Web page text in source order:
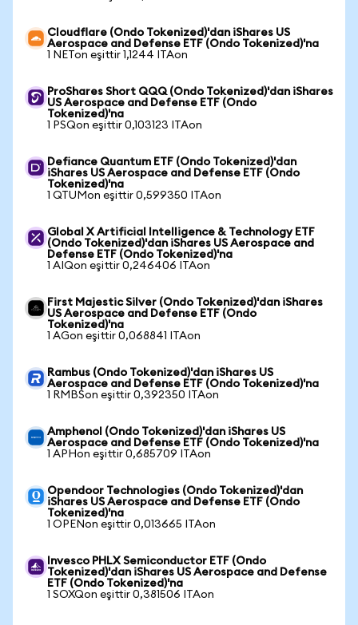
Cloudflare (Ondo Tokenized)'dan iShares US
Aerospace and Defense ETF (Ondo Tokenized)'na
1 NETon eşittir 1,1244 ITAon
ProShares Short QQQ (Ondo Tokenized)'dan iShares
US Aerospace and Defense ETF (Ondo
Tokenized)'na
1 PSQon eşittir 0,103123 ITAon
Defiance Quantum ETF (Ondo Tokenized)'dan
iShares US Aerospace and Defense ETF (Ondo
Tokenized)'na
1 QTUMon eşittir 0,599350 ITAon
Global X Artificial Intelligence & Technology ETF
(Ondo Tokenized)'dan iShares US Aerospace and
Defense ETF (Ondo Tokenized)'na
1 AIQon eşittir 0,246406 ITAon
First Majestic Silver (Ondo Tokenized)'dan iShares
US Aerospace and Defense ETF (Ondo
Tokenized)'na
1 AGon eşittir 0,068841 ITAon
Rambus (Ondo Tokenized)'dan iShares US
Aerospace and Defense ETF (Ondo Tokenized)'na
1 RMBSon eşittir 0,392350 ITAon
Amphenol (Ondo Tokenized)'dan iShares US
Aerospace and Defense ETF (Ondo Tokenized)'na
1 APHon eşittir 0,685709 ITAon
Opendoor Technologies (Ondo Tokenized)'dan
iShares US Aerospace and Defense ETF (Ondo
Tokenized)'na
1 OPENon eşittir 0,013665 ITAon
Invesco PHLX Semiconductor ETF (Ondo
Tokenized)'dan iShares US Aerospace and Defense
ETF (Ondo Tokenized)'na
1 SOXQon eşittir 0,381506 ITAon